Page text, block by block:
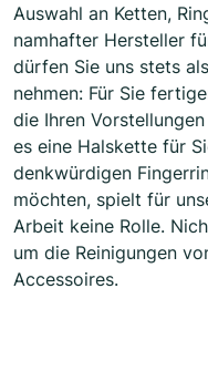
Auswahl an Ketten,
namhafter Hersteller
dürfen Sie uns stets
nehmen: Für Sie
die Ihren
es eine Halskette für
denkwürdigen
möchten, spielt für
Arbeit keine Rolle.
um die Reinigungen
Accessoires.